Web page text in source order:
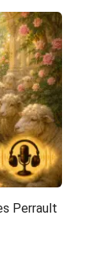
Perrault